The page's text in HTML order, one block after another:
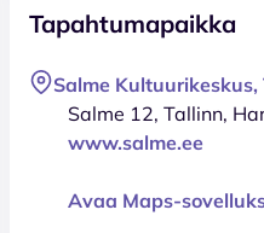
Tapahtumapaikka
Salme Kultuurikeskus,
Salme 12, Tallinn,
www.salme.ee
Avaa Maps-